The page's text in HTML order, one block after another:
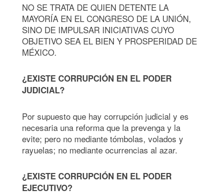
NO SE TRATA DE QUIEN DETENTE LA
MAYORÍA EN EL CONGRESO DE LA UNIÓN,
SINO DE IMPULSAR INICIATIVAS CUYO
OBJETIVO SEA EL BIEN Y PROSPERIDAD DE
MÉXICO.
¿EXISTE CORRUPCIÓN EN EL PODER
JUDICIAL?
Por supuesto que hay corrupción judicial y es
necesaria una reforma que la prevenga y la
evite; pero no mediante tómbolas, volados y
rayuelas; no mediante ocurrencias al azar.
¿EXISTE CORRUPCIÓN EN EL PODER
EJECUTIVO?